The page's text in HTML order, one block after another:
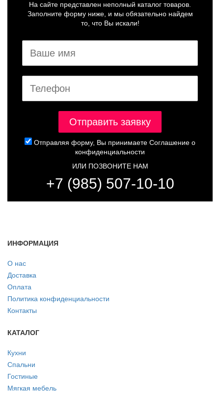
На сайте представлен неполный каталог товаров.
Заполните форму ниже, и мы обязательно найдем
то, что Вы искали!
Отправляя форму, Вы принимаете Соглашение о
конфиденциальности
ИЛИ ПОЗВОНИТЕ НАМ
+7 (985) 507-10-10
ИНФОРМАЦИЯ
О нас
Доставка
Оплата
Политика конфиденциальности
Контакты
КАТАЛОГ
Кухни
Спальни
Гостиные
Мягкая мебель